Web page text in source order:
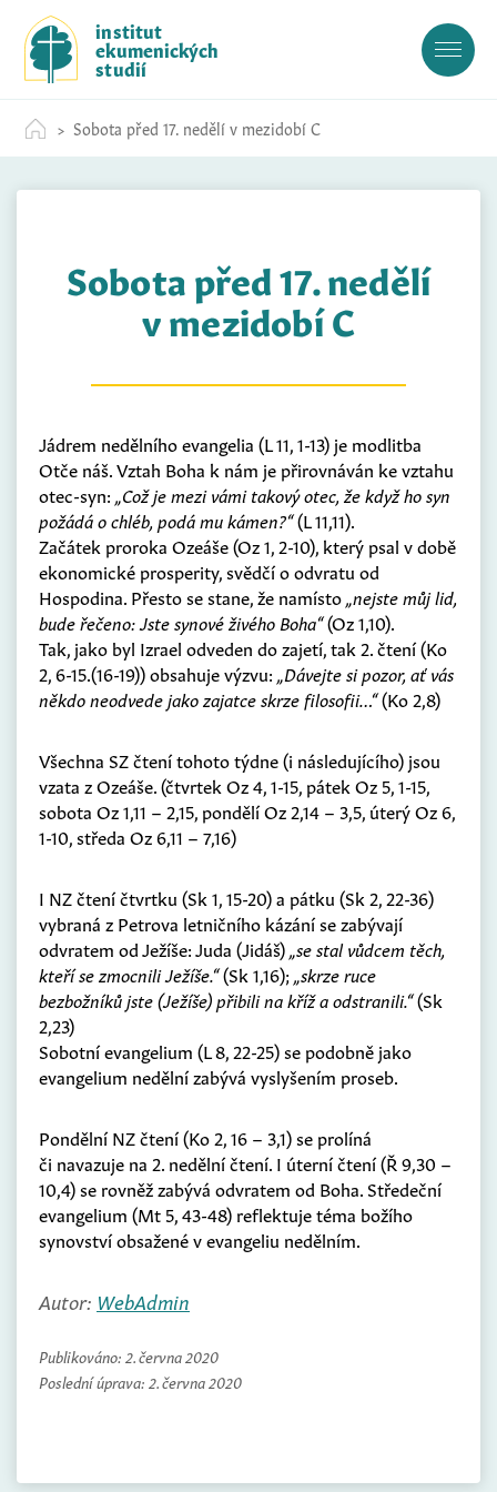
c
institut
ekumenických
studií
Sobota před 17. nedělí v mezidobí C
Sobota před 17. nedělí
v mezidobí C
Jádrem nedělního evangelia (L 11, 1-13) je modlitba
Otče náš. Vztah Boha k nám je přirovnáván ke vztahu
otec-syn: „Což je mezi vámi takový otec, že když ho syn
požádá o chléb, podá mu kámen?“(L 11,11).
Začátek proroka Ozeáše (Oz 1, 2-10), který psal v době
ekonomické prosperity, svědčí o odvratu od
Hospodina. Přesto se stane, že namísto„nejste můj lid,
bude řečeno: Jste synové živého Boha“(Oz 1,10).
Tak, jako byl Izrael odveden do zajetí, tak 2. čtení (Ko
2, 6-15.(16-19)) obsahuje výzvu: „Dávejte si pozor, ať vás
někdo neodvede jako zajatce skrze filosofii…“(Ko 2,8)
Všechna SZ čtení tohoto týdne (i následujícího) jsou
vzata z Ozeáše. (čtvrtek Oz 4, 1-15, pátek Oz 5, 1-15,
sobota Oz 1,11 – 2,15, pondělí Oz 2,14 – 3,5, úterý Oz 6,
1-10, středa Oz 6,11 – 7,16)
I NZ čtení čtvrtku (Sk 1, 15-20) a pátku (Sk 2, 22-36)
vybraná z Petrova letničního kázání se zabývají
odvratem od Ježíše: Juda (Jidáš)„se stal vůdcem těch,
kteří se zmocnili Ježíše.“(Sk 1,16); „skrze ruce
bezbožníků jste (Ježíše) přibili na kříž a odstranili.“(Sk
2,23)
Sobotní evangelium (L 8, 22-25) se podobně jako
evangelium nedělní zabývá vyslyšením proseb.
Pondělní NZ čtení (Ko 2, 16 – 3,1) se prolíná
či navazuje na 2. nedělní čtení. I úterní čtení (Ř 9,30 –
10,4) se rovněž zabývá odvratem od Boha. Středeční
evangelium (Mt 5, 43-48) reflektuje téma božího
synovství obsažené v evangeliu nedělním.
Autor: WebAdmin
Publikováno: 2. června 2020
Poslední úprava: 2. června 2020